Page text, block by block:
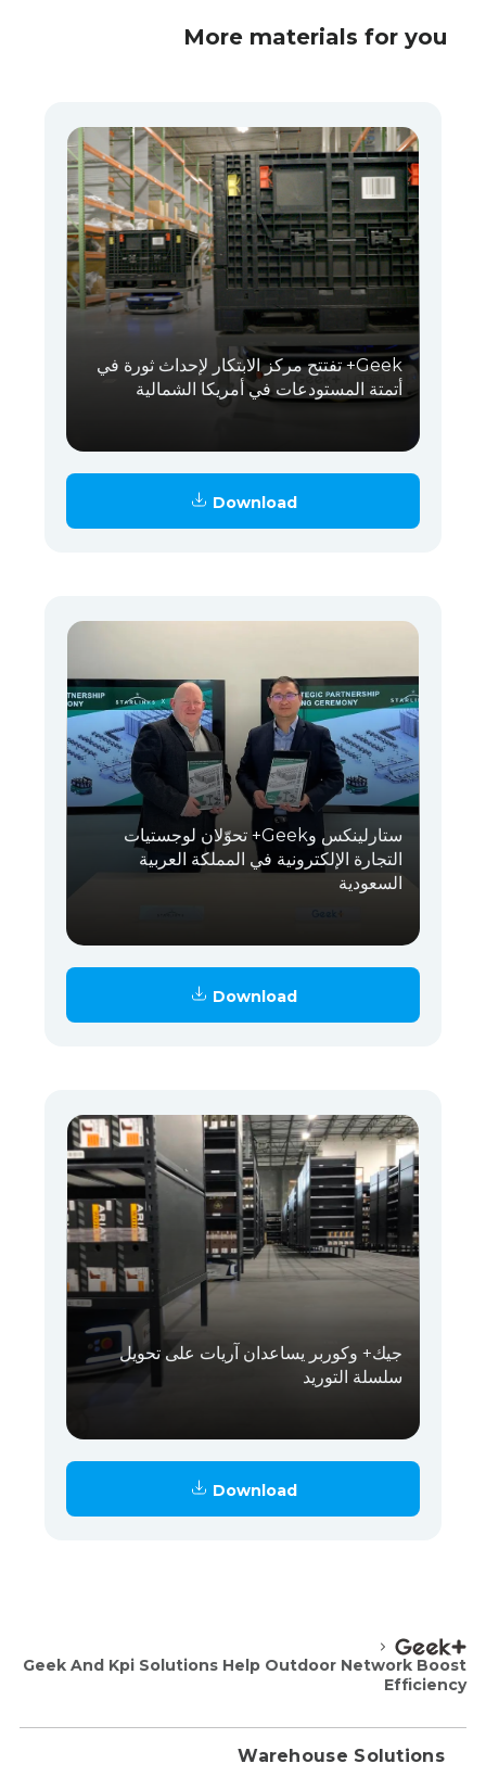
More materials for you
Geek+ تفتتح مركز الابتكار لإحداث ثورة في
أتمتة المستودعات في أمريكا الشمالية
Download
ستارلينكس وGeek+ تحوّلان لوجستيات
التجارة الإلكترونية في المملكة العربية
السعودية
Download
جيك+ وكوربر يساعدان آريات على تحويل
سلسلة التوريد
Download
Geek And Kpi Solutions Help Outdoor Network Boost
Efficiency
Warehouse Solutions